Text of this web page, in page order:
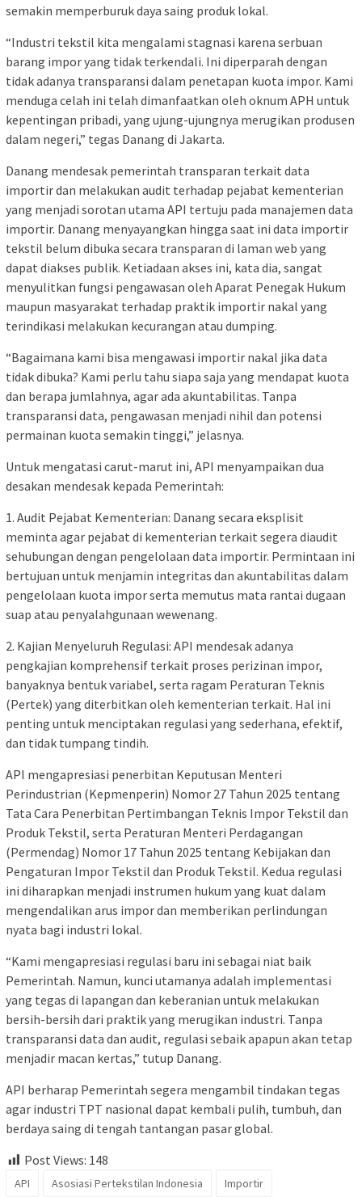
semakin memperburuk daya saing produk lokal.
“Industri tekstil kita mengalami stagnasi karena serbuan
barang impor yang tidak terkendali. Ini diperparah dengan
tidak adanya transparansi dalam penetapan kuota impor. Kami
menduga celah ini telah dimanfaatkan oleh oknum APH untuk
kepentingan pribadi, yang ujung-ujungnya merugikan produsen
dalam negeri,” tegas Danang di Jakarta.
Danang mendesak pemerintah transparan terkait data
importir dan melakukan audit terhadap pejabat kementerian
yang menjadi sorotan utama API tertuju pada manajemen data
importir. Danang menyayangkan hingga saat ini data importir
tekstil belum dibuka secara transparan di laman web yang
dapat diakses publik. Ketiadaan akses ini, kata dia, sangat
menyulitkan fungsi pengawasan oleh Aparat Penegak Hukum
maupun masyarakat terhadap praktik importir nakal yang
terindikasi melakukan kecurangan atau dumping.
“Bagaimana kami bisa mengawasi importir nakal jika data
tidak dibuka? Kami perlu tahu siapa saja yang mendapat kuota
dan berapa jumlahnya, agar ada akuntabilitas. Tanpa
transparansi data, pengawasan menjadi nihil dan potensi
permainan kuota semakin tinggi,” jelasnya.
Untuk mengatasi carut-marut ini, API menyampaikan dua
desakan mendesak kepada Pemerintah:
1. Audit Pejabat Kementerian: Danang secara eksplisit
meminta agar pejabat di kementerian terkait segera diaudit
sehubungan dengan pengelolaan data importir. Permintaan ini
bertujuan untuk menjamin integritas dan akuntabilitas dalam
pengelolaan kuota impor serta memutus mata rantai dugaan
suap atau penyalahgunaan wewenang.
2. Kajian Menyeluruh Regulasi: API mendesak adanya
pengkajian komprehensif terkait proses perizinan impor,
banyaknya bentuk variabel, serta ragam Peraturan Teknis
(Pertek) yang diterbitkan oleh kementerian terkait. Hal ini
penting untuk menciptakan regulasi yang sederhana, efektif,
dan tidak tumpang tindih.
API mengapresiasi penerbitan Keputusan Menteri
Perindustrian (Kepmenperin) Nomor 27 Tahun 2025 tentang
Tata Cara Penerbitan Pertimbangan Teknis Impor Tekstil dan
Produk Tekstil, serta Peraturan Menteri Perdagangan
(Permendag) Nomor 17 Tahun 2025 tentang Kebijakan dan
Pengaturan Impor Tekstil dan Produk Tekstil. Kedua regulasi
ini diharapkan menjadi instrumen hukum yang kuat dalam
mengendalikan arus impor dan memberikan perlindungan
nyata bagi industri lokal.
“Kami mengapresiasi regulasi baru ini sebagai niat baik
Pemerintah. Namun, kunci utamanya adalah implementasi
yang tegas di lapangan dan keberanian untuk melakukan
bersih-bersih dari praktik yang merugikan industri. Tanpa
transparansi data dan audit, regulasi sebaik apapun akan tetap
menjadir macan kertas,” tutup Danang.
API berharap Pemerintah segera mengambil tindakan tegas
agar industri TPT nasional dapat kembali pulih, tumbuh, dan
berdaya saing di tengah tantangan pasar global.
Post Views: 148
API Asosiasi Pertekstilan Indonesia
Importir